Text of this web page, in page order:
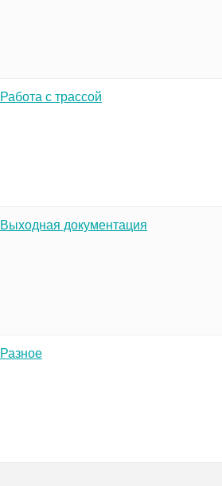
Работа с трассой
Выходная документация
Разное